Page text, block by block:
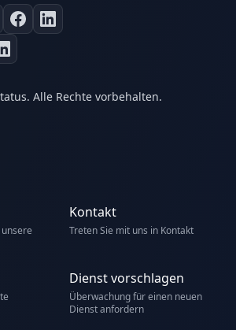
Alle Rechte vorbehalten.
Kontakt
Treten Sie mit uns in Kontakt
Dienst vorschlagen
Überwachung für einen neuen
Dienst anfordern